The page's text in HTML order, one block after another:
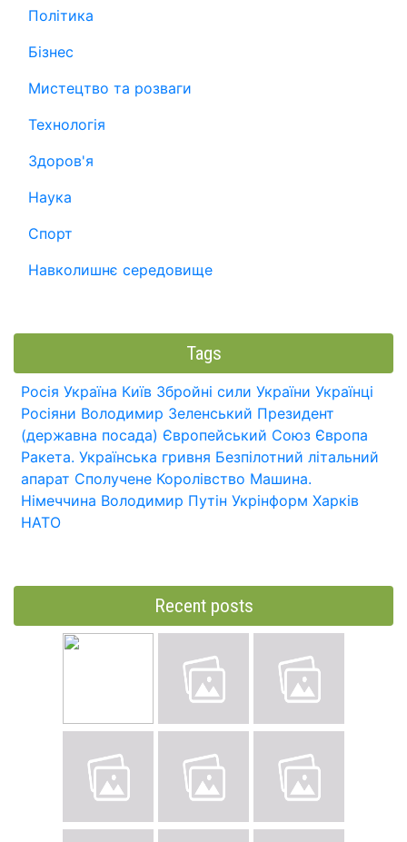
Політика
Бізнес
Мистецтво та розваги
Технологія
Здоров'я
Наука
Спорт
Навколишнє середовище
Tags
Росія Україна Київ Збройні сили України Українці
Росіяни Володимир Зеленський Президент
(державна посада) Європейський Союз Європа
Ракета. Українська гривня Безпілотний літальний
апарат Сполучене Королівство Машина.
Німеччина Володимир Путін Укрінформ Харків
НАТО
Recent posts